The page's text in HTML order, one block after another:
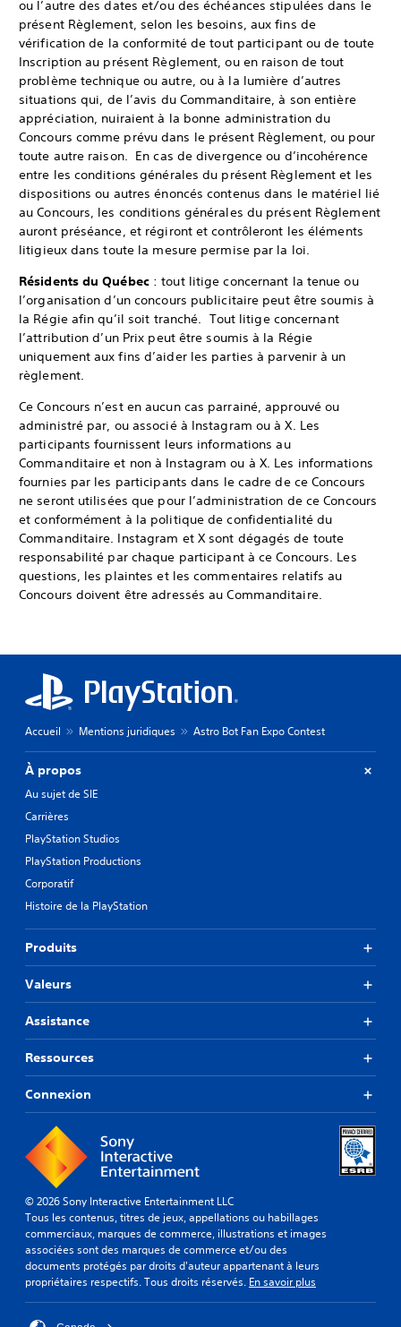
ou l’autre des dates et/ou des échéances stipulées dans le
présent Règlement, selon les besoins, aux fins de
vérification de la conformité de tout participant ou de toute
Inscription au présent Règlement, ou en raison de tout
problème technique ou autre, ou à la lumière d’autres
situations qui, de l’avis du Commanditaire, à son entière
appréciation, nuiraient à la bonne administration du
Concours comme prévu dans le présent Règlement, ou pour
toute autre raison. En cas de divergence ou d’incohérence
entre les conditions générales du présent Règlement et les
dispositions ou autres énoncés contenus dans le matériel lié
au Concours, les conditions générales du présent Règlement
auront préséance, et régiront et contrôleront les éléments
litigieux dans toute la mesure permise par la loi.
Résidents du Québec: tout litige concernant la tenue ou
l’organisation d’un concours publicitaire peut être soumis à
la Régie afin qu’il soit tranché. Tout litige concernant
l’attribution d’un Prix peut être soumis à la Régie
uniquement aux fins d’aider les parties à parvenir à un
règlement.
Ce Concours n’est en aucun cas parrainé, approuvé ou
administré par, ou associé à Instagram ou à X. Les
participants fournissent leurs informations au
Commanditaire et non à Instagram ou à X. Les informations
fournies par les participants dans le cadre de ce Concours
ne seront utilisées que pour l’administration de ce Concours
et conformément à la politique de confidentialité du
Commanditaire. Instagram et X sont dégagés de toute
responsabilité par chaque participant à ce Concours. Les
questions, les plaintes et les commentaires relatifs au
Concours doivent être adressés au Commanditaire.
Accueil Mentions juridiques Astro Bot Fan Expo Contest
À propos
Au sujet de SIE
Carrières
PlayStation Studios
PlayStation Productions
Corporatif
Histoire de la PlayStation
Produits
Valeurs
Assistance
Ressources
Connexion
© 2026 Sony Interactive Entertainment LLC
Tous les contenus, titres de jeux, appellations ou habillages
commerciaux, marques de commerce, illustrations et images
associées sont des marques de commerce et/ou des
documents protégés par droits d'auteur appartenant à leurs
propriétaires respectifs. Tous droits réservés. En savoir plus